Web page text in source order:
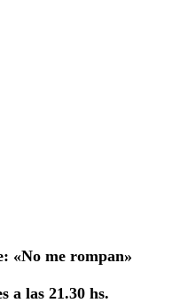
«No me rompan»
a las 21.30 hs.